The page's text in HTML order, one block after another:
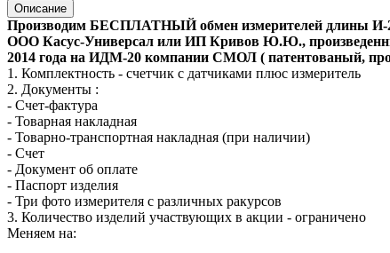
Описание
Производим БЕСПЛАТНЫЙ обмен измерителей длины И-
ООО Касус-Универсал или ИП Кривов Ю.Ю.,
2014 года на ИДМ-20 компании СМОЛ ( патентованый,
1. Комплектность - счетчик с датчиками плюс измеритель
2. Документы :
- Счет-фактура
- Товарная накладная
- Товарно-транспортная накладная (при наличии)
- Счет
- Документ об оплате
- Паспорт изделия
- Три фото измерителя с различных ракурсов
3. Количество изделий участвующих в акции - ограничено
Меняем на: